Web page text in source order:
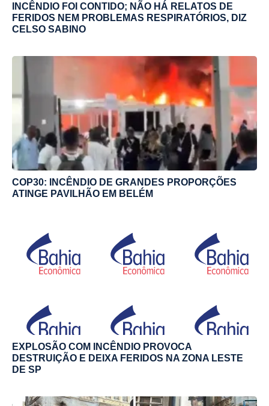
INCÊNDIO FOI CONTIDO; NÃO HÁ RELATOS DE
FERIDOS NEM PROBLEMAS RESPIRATÓRIOS, DIZ
CELSO SABINO
COP30: INCÊNDIO DE GRANDES PROPORÇÕES
ATINGE PAVILHÃO EM BELÉM
EXPLOSÃO COM INCÊNDIO PROVOCA
DESTRUIÇÃO E DEIXA FERIDOS NA ZONA LESTE
DE SP